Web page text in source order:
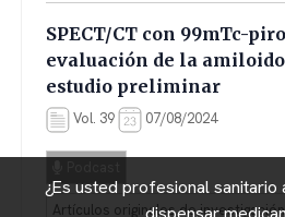
SPECT/CT con 99mTc-
evaluación de la
estudio preliminar
Vol. 39 07/08/2024
Artículos originales de investigación
¿Es usted profesional